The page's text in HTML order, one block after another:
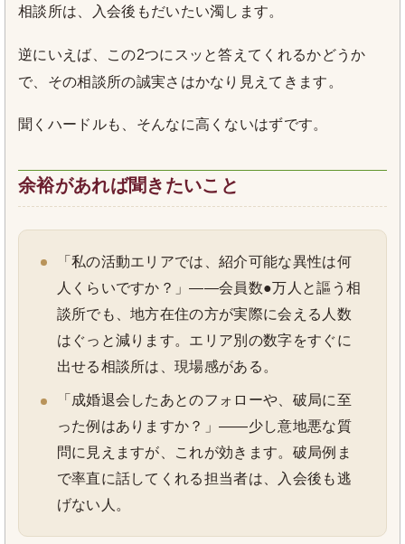
相談所は、入会後もだいたい濁します。
逆にいえば、この2つにスッと答えてくれるかどうか
で、その相談所の誠実さはかなり見えてきます。
聞くハードルも、そんなに高くないはずです。
余裕があれば聞きたいこと
「私の活動エリアでは、紹介可能な異性は何
人くらいですか？」——会員数●万人と謳う相
談所でも、地方在住の方が実際に会える人数
はぐっと減ります。エリア別の数字をすぐに
出せる相談所は、現場感がある。
「成婚退会したあとのフォローや、破局に至
った例はありますか？」——少し意地悪な質
問に見えますが、これが効きます。破局例ま
で率直に話してくれる担当者は、入会後も逃
げない人。